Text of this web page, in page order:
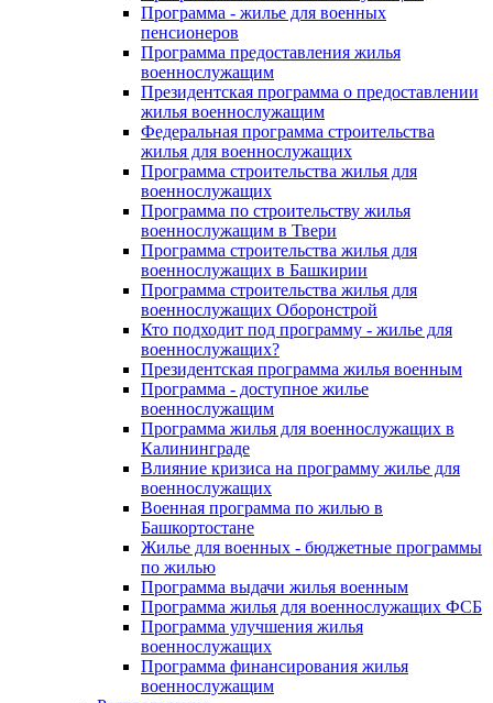
Программа - жилье для военных
пенсионеров
Программа предоставления жилья
военнослужащим
Президентская программа о предоставлении
жилья военнослужащим
Федеральная программа строительства
жилья для военнослужащих
Программа строительства жилья для
военнослужащих
Программа по строительству жилья
военнослужащим в Твери
Программа строительства жилья для
военнослужащих в Башкирии
Программа строительства жилья для
военнослужащих Оборонстрой
Кто подходит под программу - жилье для
военнослужащих?
Президентская программа жилья военным
Программа - доступное жилье
военнослужащим
Программа жилья для военнослужащих в
Калининграде
Влияние кризиса на программу жилье для
военнослужащих
Военная программа по жилью в
Башкортостане
Жилье для военных - бюджетные программы
по жилью
Программа выдачи жилья военным
Программа жилья для военнослужащих ФСБ
Программа улучшения жилья
военнослужащих
Программа финансирования жилья
военнослужащим